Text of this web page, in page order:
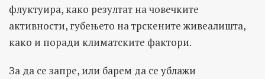
флуктуира, како резултат на човечките
активности, губењето на трскените живеалишта,
како и поради климатските фактори.
За да се запре, или барем да се ублажи